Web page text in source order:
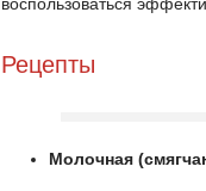
Рецепты
Молочная